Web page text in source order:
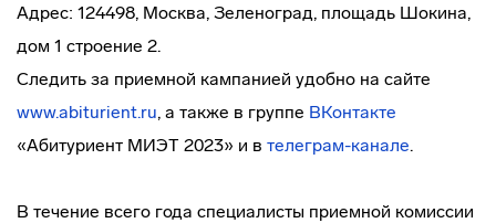
Адрес: 124498, Москва, Зеленоград, площадь Шокина,
дом 1 строение 2.
Следить за приемной кампанией удобно на сайте
www.abiturient.ru, а также в группе ВКонтакте
«Абитуриент МИЭТ 2023» и в телеграм-канале.
В течение всего года специалисты приемной комиссии